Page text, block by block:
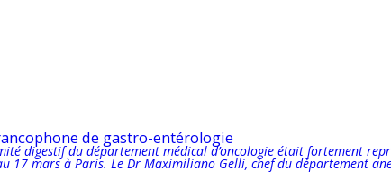
de gastro-entérologie
digestif du département médical d’oncologie était fortement
17 mars à Paris. Le Dr Maximiliano Gelli, chef du département